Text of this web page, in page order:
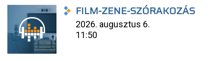
FILM-ZENE-SZÓRAKOZÁS
2026. augusztus 6.
11:50